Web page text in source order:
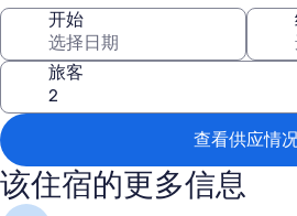
开始
旅客
查看供应情
该住宿的更多信息